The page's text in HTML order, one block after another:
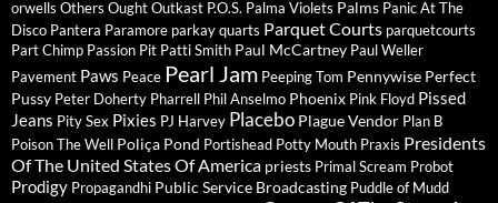
orwells Others OughtOutkast P.O.S. Palma Violets Palms Panic At The
Disco Pantera Paramore parkay quarts Parquet Courts parquetcourts
Part Chimp Passion Pit Patti Smith Paul McCartney Paul Weller
Pavement Paws Peace Pearl Jam Peeping Tom Pennywise Perfect
Pussy Peter Doherty Pharrell Phil Anselmo Phoenix Pink Floyd Pissed
Jeans Pity Sex Pixies PJ Harvey Placebo Plague Vendor Plan B
Poison The Well Poliça Pond Portishead Potty Mouth Praxis Presidents
Of The United States Of America priests Primal Scream Probot
Prodigy Propagandhi Public Service Broadcasting Puddle of Mudd